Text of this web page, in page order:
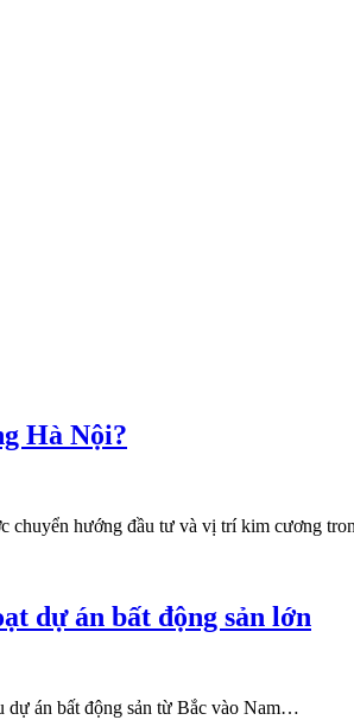
Hà Nội?
chuyển hướng đầu tư và vị trí kim cương
dự án bất động sản lớn
dự án bất động sản từ Bắc vào Nam…